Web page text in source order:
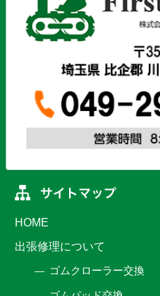
HOME
出張修理について
ゴムクローラー交換